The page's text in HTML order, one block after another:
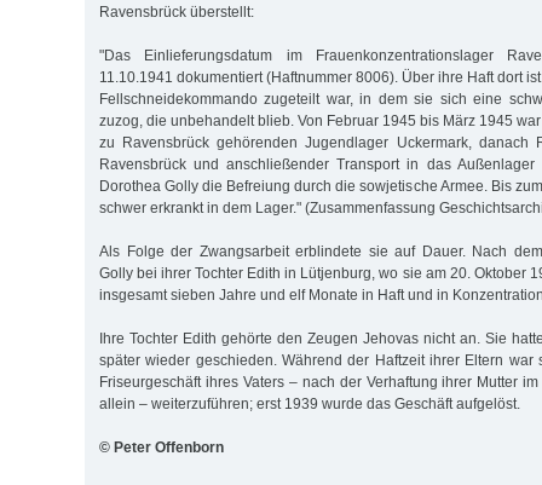
Ravensbrück überstellt:
"Das Einlieferungsdatum im Frauenkonzentrationslager
11.10.1941 dokumentiert (Haftnummer 8006). Über ihre Haft dort
Fellschneidekommando zugeteilt war, in dem sie sich eine
zuzog, die unbehandelt blieb. Von Februar 1945 bis März 1945
zu Ravensbrück gehörenden Jugendlager Uckermark, danach
Ravensbrück und anschließender Transport in das Außenlager
Dorothea Golly die Befreiung durch die sowjetische Armee. Bis
schwer erkrankt in dem Lager." (Zusammenfassung
Als Folge der Zwangsarbeit erblindete sie auf Dauer. Nach
Golly bei ihrer Tochter Edith in Lütjenburg, wo sie am 20. Oktober
insgesamt sieben Jahre und elf Monate in Haft und in
Ihre Tochter Edith gehörte den Zeugen Jehovas nicht an. Sie
später wieder geschieden. Während der Haftzeit ihrer Eltern war
Friseurgeschäft ihres Vaters – nach der Verhaftung ihrer Mutter
allein – weiterzuführen; erst 1939 wurde das Geschäft aufgelöst.
© Peter Offenborn